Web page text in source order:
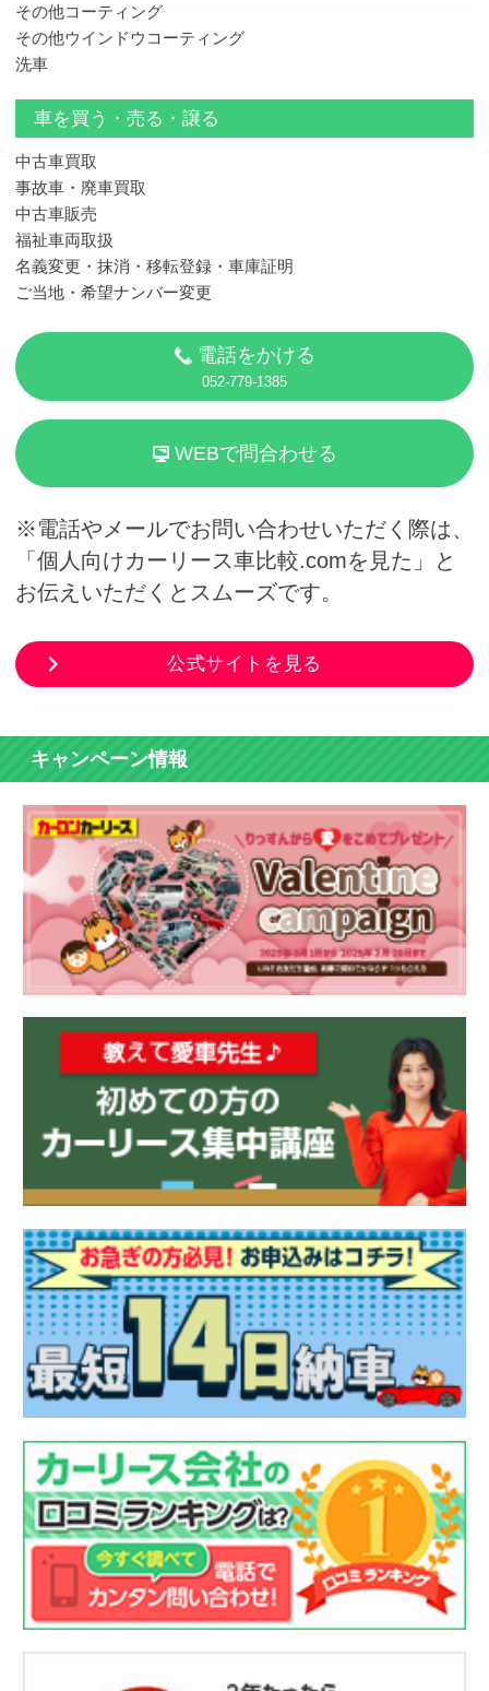
その他コーティング
その他ウインドウコーティング
洗車
車を買う・売る・譲る
中古車買取
事故車・廃車買取
中古車販売
福祉車両取扱
名義変更・抹消・移転登録・車庫証明
ご当地・希望ナンバー変更
電話をかける
052-779-1385
WEBで問合わせる
※電話やメールでお問い合わせいただく際は、
「個人向けカーリース車比較.comを見た」と
お伝えいただくとスムーズです。
公式サイトを見る
キャンペーン情報